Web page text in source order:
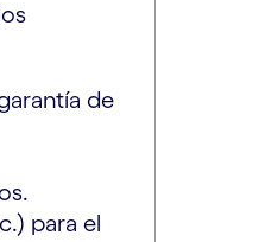
de
para el